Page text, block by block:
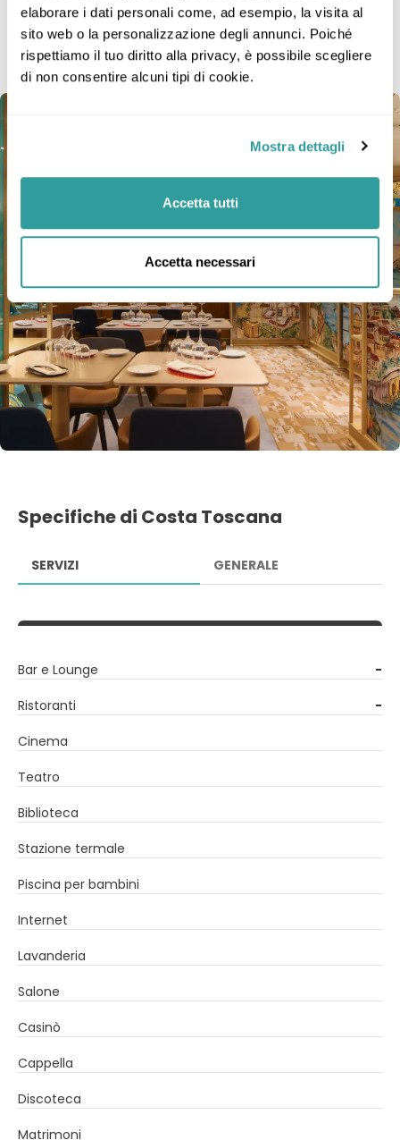
elaborare i dati personali come, ad esempio, la visita al
sito web o la personalizzazione degli annunci. Poiché
rispettiamo il tuo diritto alla privacy, è possibile scegliere
di non consentire alcuni tipi di cookie.
Mostra dettagli
Accetta tutti
Accetta necessari
Galleria fotografica 10 foto
Specifiche di Costa Toscana
SERVIZI GENERALE
Bar e Lounge
-
Ristoranti
-
Cinema
Teatro
Biblioteca
Stazione termale
Piscina per bambini
Internet
Lavanderia
Salone
Casinò
Cappella
Discoteca
Matrimoni